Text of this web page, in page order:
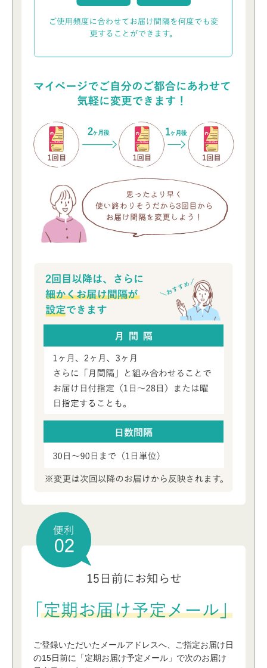
ご登録いただいたメールアドレスへ、ご指定お届け⽇
の15⽇前に「定期お届け予定メール」で次のお届け